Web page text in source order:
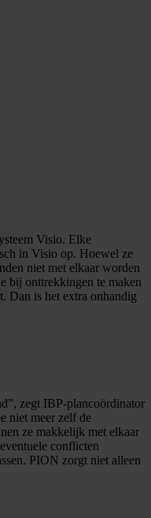
Visio. Elke
in Visio op. Hoewel ze
niet met elkaar worden
bij onttrekkingen te maken
Dan is het extra onhandig
zegt IBP-plancoördinator
niet meer zelf de
ze makkelijk met elkaar
conflicten
PION zorgt niet alleen